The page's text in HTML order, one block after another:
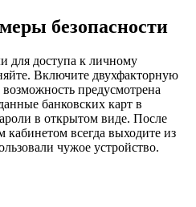
безопасности
для доступа к личному
Включите двухфакторную
предусмотрена
банковских карт в
в открытом виде. После
всегда выходите из
чужое устройство.